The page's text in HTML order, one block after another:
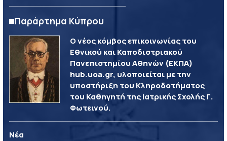
Παράρτημα Κύπρου
Ο νέος κόμβος επικοινωνίας του
Εθνικού και Καποδιστριακού
Πανεπιστημίου Αθηνών (ΕΚΠΑ)
hub.uoa.gr, υλοποιείται με την
υποστήριξη του Κληροδοτήματος
του Καθηγητή της Ιατρικής Σχολής Γ.
Φωτεινού.
Νέα